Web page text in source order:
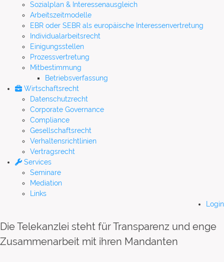
Sozialplan & Interessenausgleich
Arbeitszeitmodelle
EBR oder SEBR als europäische Interessenvertretung
Individualarbeitsrecht
Einigungsstellen
Prozessvertretung
Mitbestimmung
Betriebsverfassung
Wirtschaftsrecht
Datenschutzrecht
Corporate Governance
Compliance
Gesellschaftsrecht
Verhaltensrichtlinien
Vertragsrecht
Services
Seminare
Mediation
Links
Login
Die Telekanzlei steht für Transparenz und enge
Zusammenarbeit mit ihren Mandanten